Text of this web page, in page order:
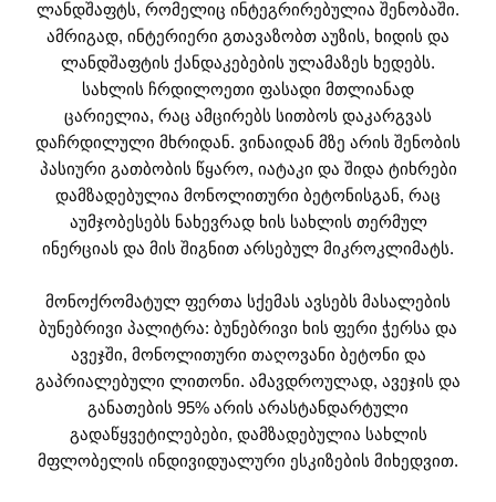
ლანდშაფტს, რომელიც ინტეგრირებულია შენობაში.
ამრიგად, ინტერიერი გთავაზობთ აუზის, ხიდის და
ლანდშაფტის ქანდაკებების ულამაზეს ხედებს.
სახლის ჩრდილოეთი ფასადი მთლიანად
ცარიელია, რაც ამცირებს სითბოს დაკარგვას
დაჩრდილული მხრიდან. ვინაიდან მზე არის შენობის
პასიური გათბობის წყარო, იატაკი და შიდა ტიხრები
დამზადებულია მონოლითური ბეტონისგან, რაც
აუმჯობესებს ნახევრად ხის სახლის თერმულ
ინერციას და მის შიგნით არსებულ მიკროკლიმატს.
მონოქრომატულ ფერთა სქემას ავსებს მასალების
ბუნებრივი პალიტრა: ბუნებრივი ხის ფერი ჭერსა და
ავეჯში, მონოლითური თაღოვანი ბეტონი და
გაპრიალებული ლითონი. ამავდროულად, ავეჯის და
განათების 95% არის არასტანდარტული
გადაწყვეტილებები, დამზადებულია სახლის
მფლობელის ინდივიდუალური ესკიზების მიხედვით.